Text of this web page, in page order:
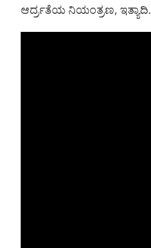
ಆರ್ದ್ರತೆಯ ನಿಯಂತ್ರಣ, ಇತ್ಯಾದಿ.